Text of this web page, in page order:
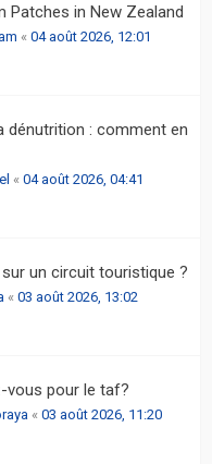
Patches in New Zealand
« 04 août 2026, 12:01
dénutrition : comment en
« 04 août 2026, 04:41
un circuit touristique ?
« 03 août 2026, 13:02
vous pour le taf?
« 03 août 2026, 11:20